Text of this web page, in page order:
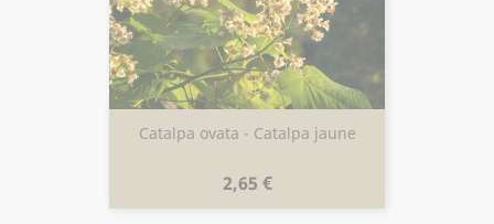
Catalpa ovata - Catalpa jaune
Prix
2,65 €